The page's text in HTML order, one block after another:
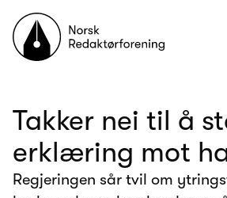
Til forsiden
Takker nei til å
erklæring mot
Regjeringen sår tvil om